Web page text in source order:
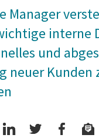
Manager
interne
und
neuer Kunden